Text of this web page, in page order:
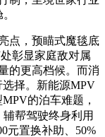
，预瞄式魔毯底
彰显家庭敌对属
的更高档候。而消
择。新能源MPV
的泊车难题，
帮驾驶终身利用
元置换补助、50%